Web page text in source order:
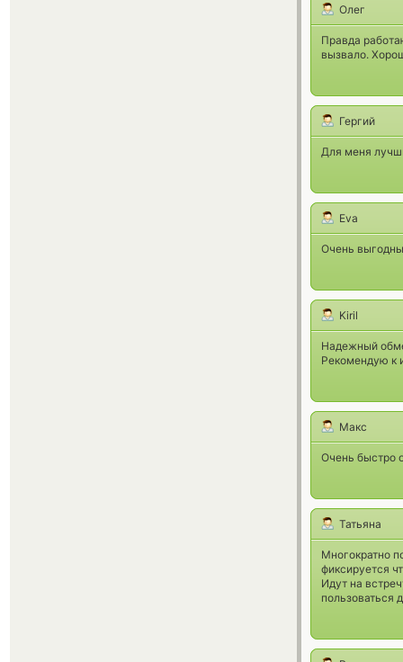
Олег
Правда
вызвало.
Гергий
Для меня
Eva
Очень
Kiril
Надежный
Рекомендую к
Макс
Очень быстро
Татьяна
Многократно
фиксируется
Идут на
пользоваться